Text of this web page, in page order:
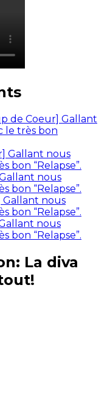
de Coeur] Gallant
le très bon
Gallant nous
bon “Relapse”.
nous
bon “Relapse”.
Gallant nous
bon “Relapse”.
nous
bon “Relapse”.
La diva